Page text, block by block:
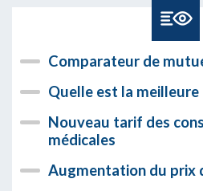
Comparateur de
Quelle est la
Nouveau tarif des
médicales
Augmentation du prix